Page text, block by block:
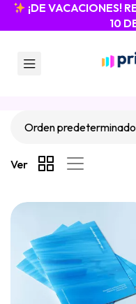
¡DE VACACIONES!
10
Ver